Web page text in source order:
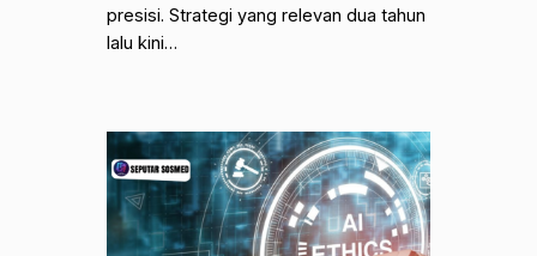
presisi. Strategi yang relevan dua tahun
lalu kini…